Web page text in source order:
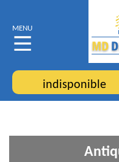
MENU
indisponible